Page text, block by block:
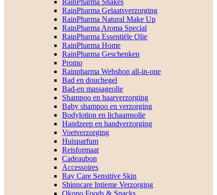
RainPharma Gelaatsverzorging
RainPharma Natural Make Up
RainPharma Aroma Special
RainPharma Essentiële Olie
RainPharma Home
RainPharma Geschenken
Promo
Rainpharma Webshop all-in-one
Bad en douchegel
Bad-en massageolie
Shampoo en haarverzorging
Baby shampoo en verzorging
Bodylotion en lichaamsolie
Handzeep en handverzorging
Voetverzorging
Huisparfum
Reisformaat
Cadeaubon
Accessoires
Ray Care Sensitive Skin
Shinncare Intieme Verzorging
Okono Foods & Snacks